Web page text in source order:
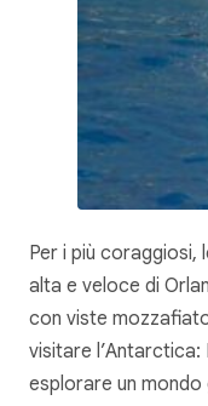
Per i più coraggiosi,
alta e veloce di
con viste
visitare
esplorare un